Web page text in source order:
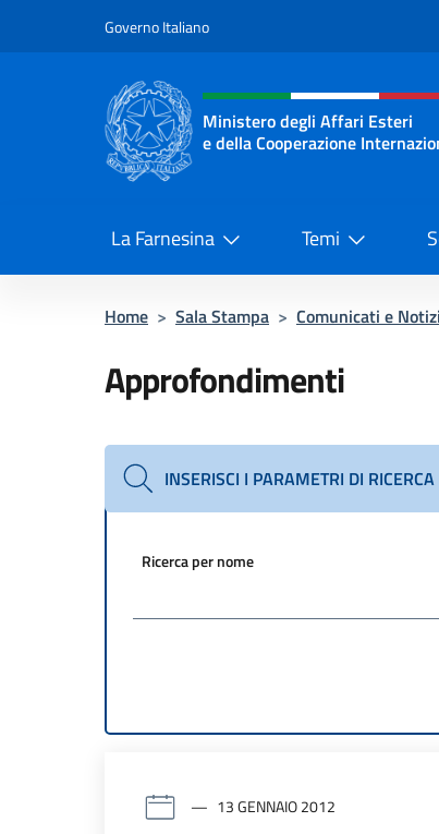
Governo Italiano
Intestazione sito, social
Ministero degli Affari Esteri
e della Cooperazione
La Farnesina Temi
Home > Sala Stampa > Comunicati e
Approfondimenti
INSERISCI I PARAMETRI DI RICERCA
Ricerca per nome
13 GENNAIO 2012